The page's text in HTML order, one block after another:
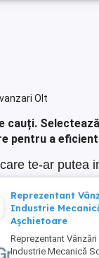
Olt
cauți.
pentru a
te-ar putea
Reprezentant
Industrie
Așchietoare
Reprezentant Vânzări
Industrie Mecanică